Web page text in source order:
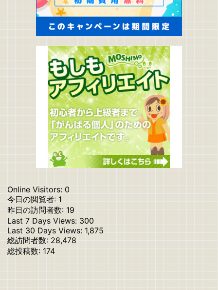
Online Visitors: 0
今日の閲覧者: 1
昨日の訪問者数: 19
Last 7 Days Views: 300
Last 30 Days Views: 1,875
総訪問者数: 28,478
総投稿数: 174